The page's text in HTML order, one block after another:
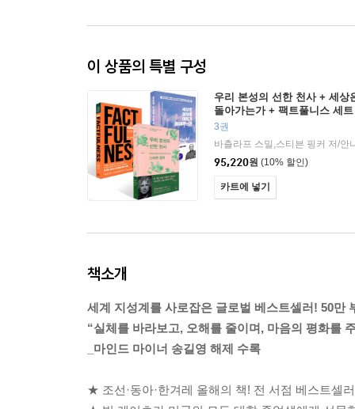
이 상품의 특별 구성
우리 본성의 선한 천사 + 세상
돌아가는가 + 팩트풀니스 세트
3권
95,220원 (10% 할인)
카트에 넣기
책소개
세계 지성계를 사로잡은 글로벌 베스트셀러! 50만
“실체를 바라보고, 오해를 줄이며, 마음의 평화를
_마인드 마이너 송길영 해제 수록
★ 조선·동아·한겨레 올해의 책! 전 서점 베스트셀